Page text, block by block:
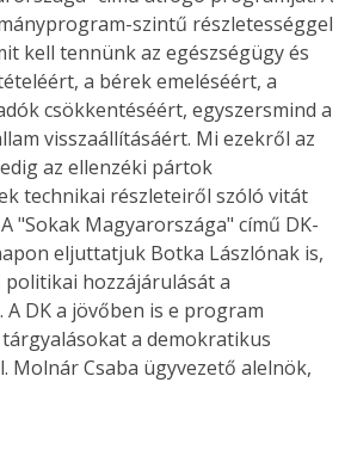
szintű részletességgel
kell tennünk az egészségügy és
a bérek emeléséért, a
csökkentéséért, egyszersmind a
visszaállításáért. Mi ezekről az
az ellenzéki pártok
technikai részleteiről szóló vitát
"Sokak Magyarországa" című DK-
eljuttatjuk Botka Lászlónak is,
hozzájárulását a
DK a jövőben is e program
a demokratikus
Molnár Csaba ügyvezető alelnök,